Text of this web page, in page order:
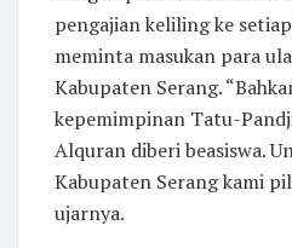
pengajian keliling ke
meminta masukan para
Kabupaten Serang.
kepemimpinan Tatu-
Alquran diberi beasiswa.
Kabupaten Serang kami
ujarnya.